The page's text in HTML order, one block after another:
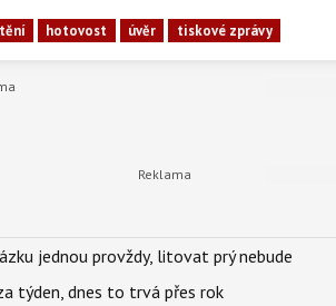
hotovost úvěr tiskové zprávy
jednou provždy, litovat prý nebude
týden, dnes to trvá přes rok